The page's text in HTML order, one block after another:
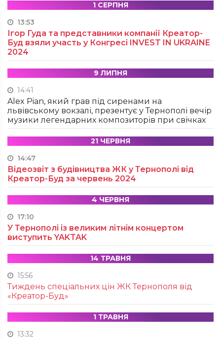
1 СЕРПНЯ
13:53
Ігор Гуда та представники компанії Креатор-
Буд взяли участь у Конгресі INVEST IN UKRAINE
2024
9 ЛИПНЯ
14:41
Alex Pian, який грав під сиренами на
львівському вокзалі, презентує у Тернополі вечір
музики легендарних композиторів при свічках
21 ЧЕРВНЯ
14:47
Відеозвіт з будівництва ЖК у Тернополі від
Креатор-Буд за червень 2024
4 ЧЕРВНЯ
17:10
У Тернополі із великим літнім концертом
виступить YAKTAK
14 ТРАВНЯ
15:56
Тиждень спеціальних цін ЖК Тернополя від
«Креатор-Буд»
1 ТРАВНЯ
13:32